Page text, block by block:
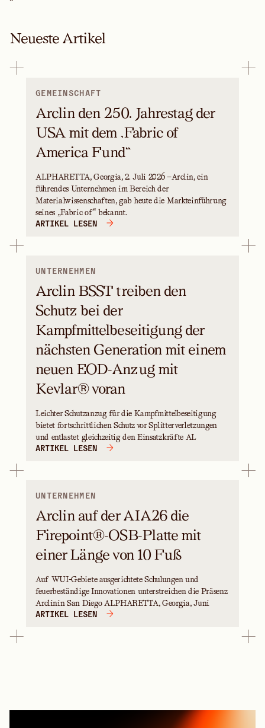
“
Neueste Artikel
GEMEINSCHAFT
Arclin den 250. Jahrestag der
USA mit dem „Fabric of
America Fund“
ALPHARETTA, Georgia, 2. Juli 2026 —Arclin, ein
führendes Unternehmen im Bereich der
Materialwissenschaften, gab heute die Markteinführung
seines „Fabric of“ bekannt.
ARTIKEL LESEN
UNTERNEHMEN
Arclin BSST treiben den
Schutz bei der
Kampfmittelbeseitigung der
nächsten Generation mit einem
neuen EOD-Anzug mit
Kevlar® voran
Leichter Schutzanzug für die Kampfmittelbeseitigung
bietet fortschrittlichen Schutz vor Splitterverletzungen
und entlastet gleichzeitig den Einsatzkräfte AL
ARTIKEL LESEN
UNTERNEHMEN
Arclin auf der AIA26 die
Firepoint®-OSB-Platte mit
einer Länge von 10 Fuß
Auf WUI-Gebiete ausgerichtete Schulungen und
feuerbeständige Innovationen unterstreichen die Präsenz
Arclinin San Diego ALPHARETTA, Georgia, Juni
ARTIKEL LESEN